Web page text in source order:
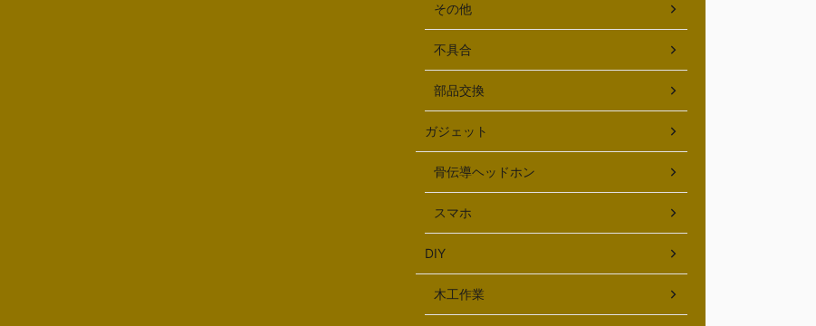
その他
不具合
部品交換
ガジェット
骨伝導ヘッドホン
スマホ
DIY
木工作業